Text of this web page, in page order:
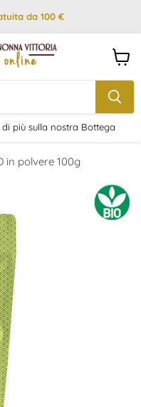
da 100 €
più sulla nostra Bottega
il
in polvere 100g